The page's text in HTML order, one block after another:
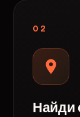
02
Найди